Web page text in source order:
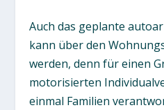
Auch das geplante
kann über den
werden, denn für einen
motorisierten
einmal Familien